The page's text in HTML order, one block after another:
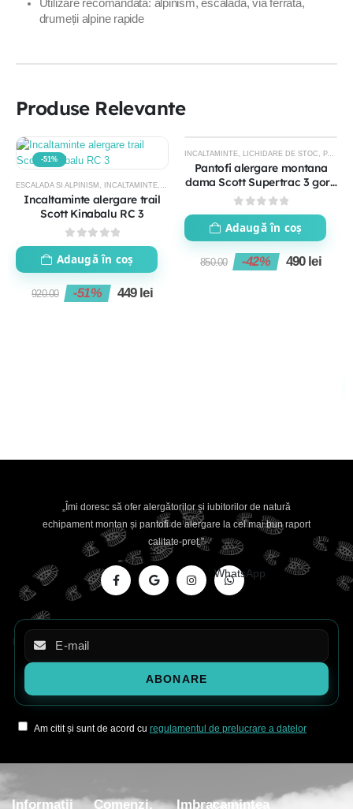
Utilizare recomandată: alpinism, escaladă, via ferrata,
drumeții alpine rapide
Produse Relevante
-51%
ESCALADA SI ALPINISM INCALTAMINTE LICHIDARE DE STOC, PANTOFI TRAIL RUNNING,
Incaltaminte alergare trail
Scott Kinabalu RC 3
0out of 5
Adaugă în coș
920.00 -51% 449 lei
INCALTAMINTE LICHIDARE DE STOC PANTOFI TRAIL RUNNING
Pantofi alergare montana
dama Scott Supertrac 3 gore
tex
0out of 5
Adaugă în coș
850.00 -42% 490 lei
„Îmi doresc să ofer alergătorilor și iubitorilor de natură
echipament montan și pantofi de alergare la cel mai bun raport
calitate-preț.”
WhatsApp
Am citit și sunt de acord cu regulamentul de prelucrare a datelor
Informatii
Comenzi,
Imbracamintea
Pentru
Alergare